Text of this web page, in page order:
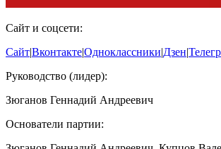
Сайт и соцсети:
Сайт|Вконтакте|Одноклассники|Дзен|
Руководство (лидер):
Зюганов Геннадий Андреевич
Основатели партии: